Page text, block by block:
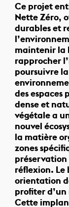
Ce projet
Nette Zéro,
durables et
maintenir la
rapprocher
poursuivre
des espaces
dense et
végétale a
nouvel
la matière
zones
réflexion. Le
orientation
profiter
Cette